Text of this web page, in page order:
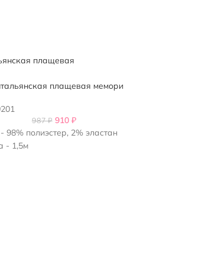
плащевая мемори
987₽ 910 ₽
98% полиэстер, 2% эластан
- 1,5м